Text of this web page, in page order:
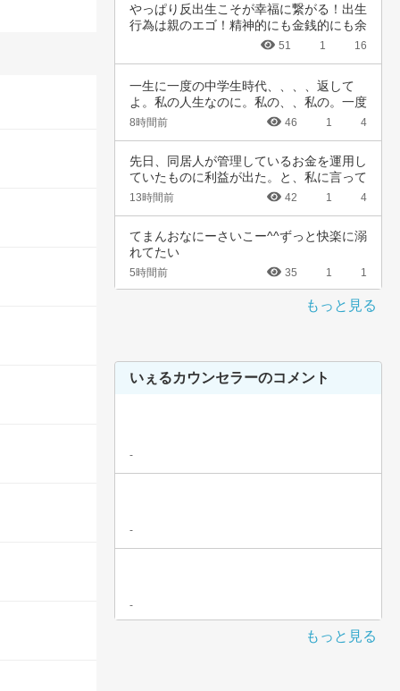
やっぱり反出生こそが幸福に繋がる！出生
行為は親のエゴ！精神的にも金銭的にも余
51 1 16
一生に一度の中学生時代、、、、返して
よ。私の人生なのに。私の、、私の。一度
でいいから…
8時間前 46 1 4
先日、同居人が管理しているお金を運用し
ていたものに利益が出た。と、私に言って
きた。結…
13時間前 42 1 4
てまんおなにーさいこー^^ずっと快楽に溺
れてたい
5時間前 35 1 1
もっと見る
いぇるカウンセラーのコメント
-
-
-
もっと見る